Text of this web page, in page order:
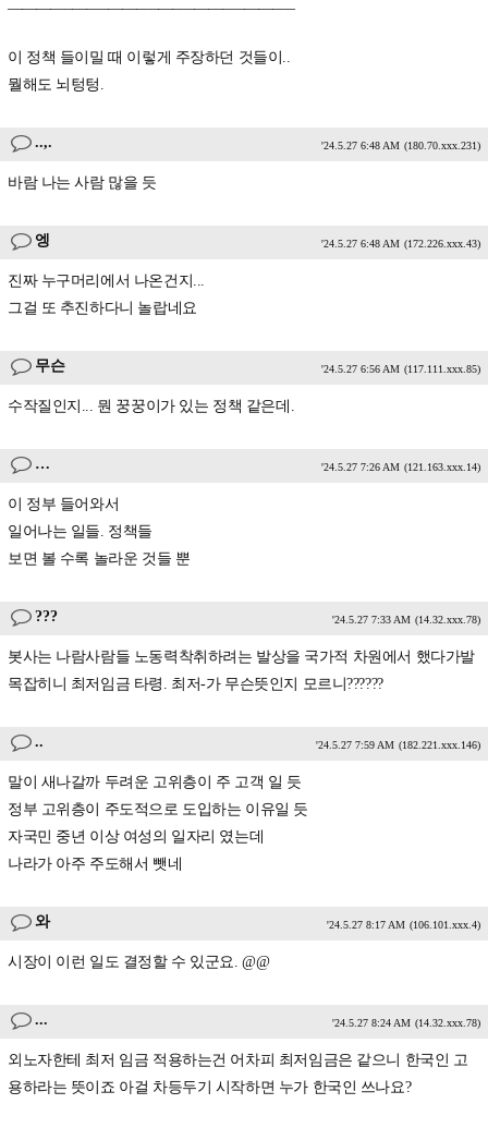
이 정책 들이밀 때 이렇게 주장하던 것들이..
뭘해도 뇌텅텅.
..,. '24.5.27 6:48 AM (180.70.xxx.231)
바람 나는 사람 많을 듯
엥 '24.5.27 6:48 AM (172.226.xxx.43)
진짜 누구머리에서 나온건지...
그걸 또 추진하다니 놀랍네요
무슨 '24.5.27 6:56 AM (117.111.xxx.85)
수작질인지... 뭔 꿍꿍이가 있는 정책 같은데.
… '24.5.27 7:26 AM (121.163.xxx.14)
이 정부 들어와서
일어나는 일들. 정책들
보면 볼 수록 놀라운 것들 뿐
??? '24.5.27 7:33 AM (14.32.xxx.78)
봇사는 나람사람들 노동력착취하려는 발상을 국가적 차원에서 했다가발
목잡히니 최저임금 타령. 최저-가 무슨뜻인지 모르니??????
.. '24.5.27 7:59 AM (182.221.xxx.146)
말이 새나갈까 두려운 고위층이 주 고객 일 듯
정부 고위층이 주도적으로 도입하는 이유일 듯
자국민 중년 이상 여성의 일자리 였는데
나라가 아주 주도해서 뺏네
와 '24.5.27 8:17 AM (106.101.xxx.4)
시장이 이런 일도 결정할 수 있군요. @@
... '24.5.27 8:24 AM (14.32.xxx.78)
외노자한테 최저 임금 적용하는건 어차피 최저임금은 같으니 한국인 고
용하라는 뜻이죠 아걸 차등두기 시작하면 누가 한국인 쓰나요?